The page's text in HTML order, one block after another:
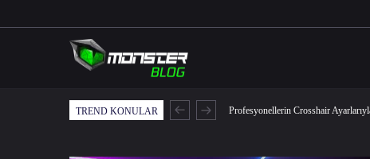
TREND KONULAR Profesyonellerin Crosshair